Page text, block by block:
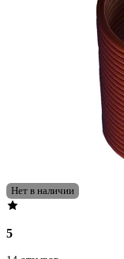
Нет в наличии
5